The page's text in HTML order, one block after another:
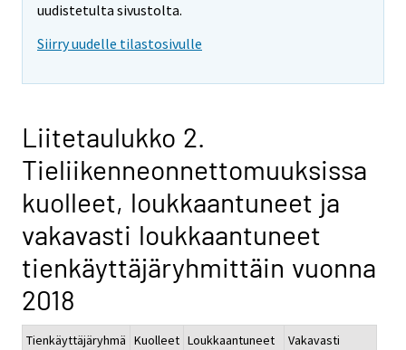
uudistetulta sivustolta.
Siirry uudelle tilastosivulle
Liitetaulukko 2.
Tieliikenneonnettomuuksissa
kuolleet, loukkaantuneet ja
vakavasti loukkaantuneet
tienkäyttäjäryhmittäin vuonna
2018
Tienkäyttäjäryhmä Kuolleet Loukkaantuneet
Vakavasti